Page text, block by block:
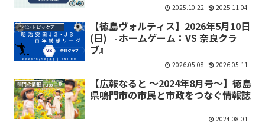
2025.10.22 2025.11.04
イベントピックアップ
【徳島ヴォルティス】2026年5月10日
(日) 『ホームゲーム：VS 奈良クラ
ブ』
2026.05.08 2026.05.11
鳴門の情報
【広報なると ～2024年8月号～】徳島
県鳴門市の市民と市政をつなぐ情報誌
2024.08.01